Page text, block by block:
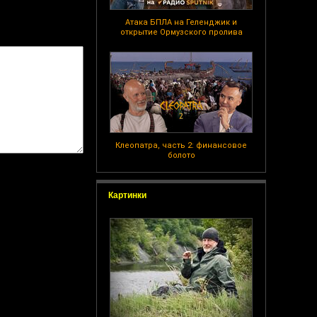
Атака БПЛА на Геленджик и
открытие Ормузского пролива
Клеопатра, часть 2: финансовое
болото
Картинки